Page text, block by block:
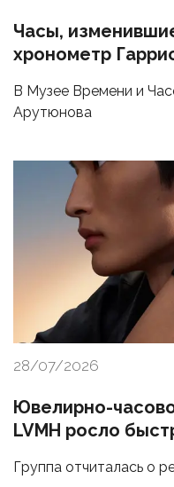
Часы,
хронометр
В Музее Времени и
Арутюнова
28/07/2026
Ювелирно-
LVMH росло
Группа отчиталась о